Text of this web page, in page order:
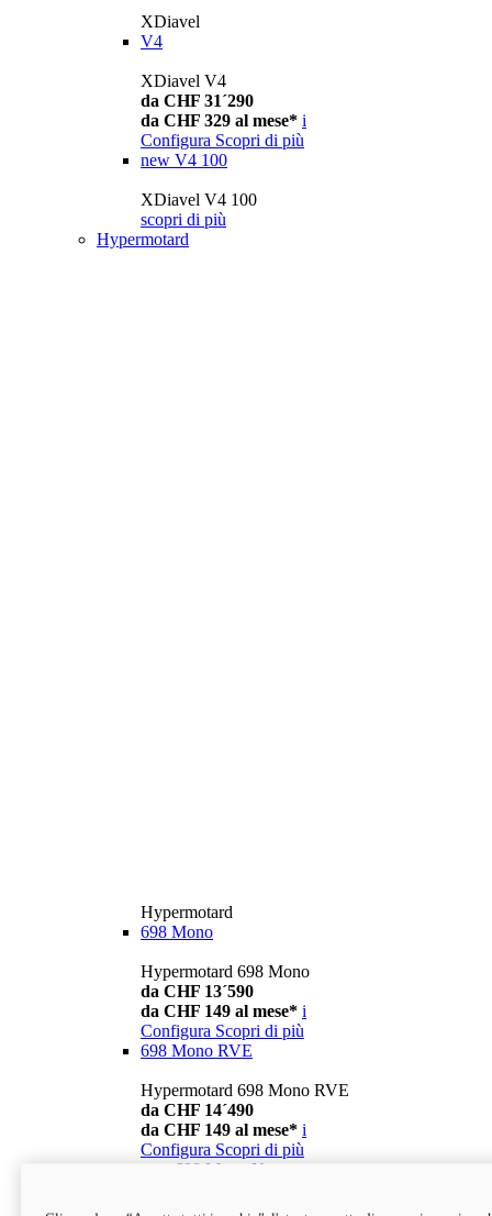
XDiavel
V4
XDiavel V4
da CHF 31´290
da CHF 329 al mese* i
Configura Scopri di più
new V4 100
XDiavel V4 100
scopri di più
Hypermotard
Hypermotard
698 Mono
Hypermotard 698 Mono
da CHF 13´590
da CHF 149 al mese* i
Configura Scopri di più
698 Mono RVE
Hypermotard 698 Mono RVE
da CHF 14´490
da CHF 149 al mese* i
Configura Scopri di più
698 Mono Nera
Hypermotard 698 Mono Nera